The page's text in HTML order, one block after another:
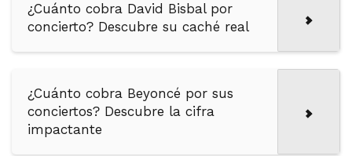
¿Cuánto cobra David Bisbal por
concierto? Descubre su caché real
¿Cuánto cobra Beyoncé por sus
conciertos? Descubre la cifra
impactante